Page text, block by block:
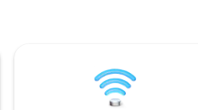
ผ่อน
อย่างสมบูรณ์และคุณ
ท่ามกลางธรรมชาติ